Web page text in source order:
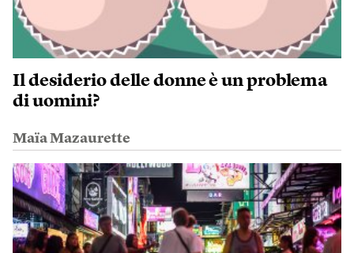
Il desiderio delle donne è un problema
di uomini?
Maïa Mazaurette